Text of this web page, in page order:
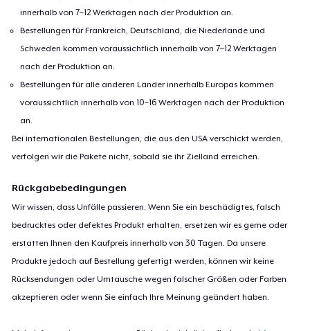
innerhalb von 7–12 Werktagen nach der Produktion an.
Bestellungen für Frankreich, Deutschland, die Niederlande und
Schweden kommen voraussichtlich innerhalb von 7–12 Werktagen
nach der Produktion an.
Bestellungen für alle anderen Länder innerhalb Europas kommen
voraussichtlich innerhalb von 10–16 Werktagen nach der Produktion
an.
Bei internationalen Bestellungen, die aus den USA verschickt werden,
verfolgen wir die Pakete nicht, sobald sie ihr Zielland erreichen.
Rückgabebedingungen
Wir wissen, dass Unfälle passieren. Wenn Sie ein beschädigtes, falsch
bedrucktes oder defektes Produkt erhalten, ersetzen wir es gerne oder
erstatten Ihnen den Kaufpreis innerhalb von 30 Tagen. Da unsere
Produkte jedoch auf Bestellung gefertigt werden, können wir keine
Rücksendungen oder Umtausche wegen falscher Größen oder Farben
akzeptieren oder wenn Sie einfach Ihre Meinung geändert haben.
Premium Tank Top
23,99 $
18,99 $
25,99 $
Next Level 3600 | Premium Ring-Spun Cotton T-Shirt
23,99 $
Premium V-Neck Tee
28,87 $